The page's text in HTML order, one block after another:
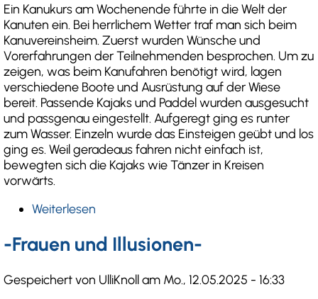
Ein Kanukurs am Wochenende führte in die Welt der
Kanuten ein. Bei herrlichem Wetter traf man sich beim
Kanuvereinsheim. Zuerst wurden Wünsche und
Vorerfahrungen der Teilnehmenden besprochen. Um zu
zeigen, was beim Kanufahren benötigt wird, lagen
verschiedene Boote und Ausrüstung auf der Wiese
bereit. Passende Kajaks und Paddel wurden ausgesucht
und passgenau eingestellt. Aufgeregt ging es runter
zum Wasser. Einzeln wurde das Einsteigen geübt und los
ging es. Weil geradeaus fahren nicht einfach ist,
bewegten sich die Kajaks wie Tänzer in Kreisen
vorwärts.
Weiterlesen
beim
Einsteigerkurs
-Frauen und Illusionen-
Gespeichert von UlliKnollam Mo., 12.05.2025 - 16:33